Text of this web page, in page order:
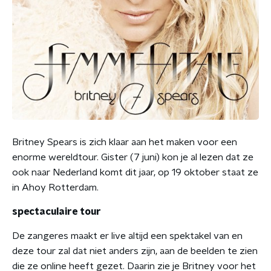
Britney Spears is zich klaar aan het maken voor een
enorme wereldtour. Gister (7 juni) kon je al lezen dat ze
ook naar Nederland komt dit jaar, op 19 oktober staat ze
in Ahoy Rotterdam.
spectaculaire tour
De zangeres maakt er live altijd een spektakel van en
deze tour zal dat niet anders zijn, aan de beelden te zien
die ze online heeft gezet. Daarin zie je Britney voor het